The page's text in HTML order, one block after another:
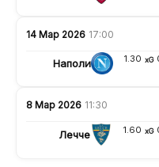
14 Мар 2026 17:00
Наполи 1.30 xG
8 Мар 2026 11:30
Лечче 1.60 xG